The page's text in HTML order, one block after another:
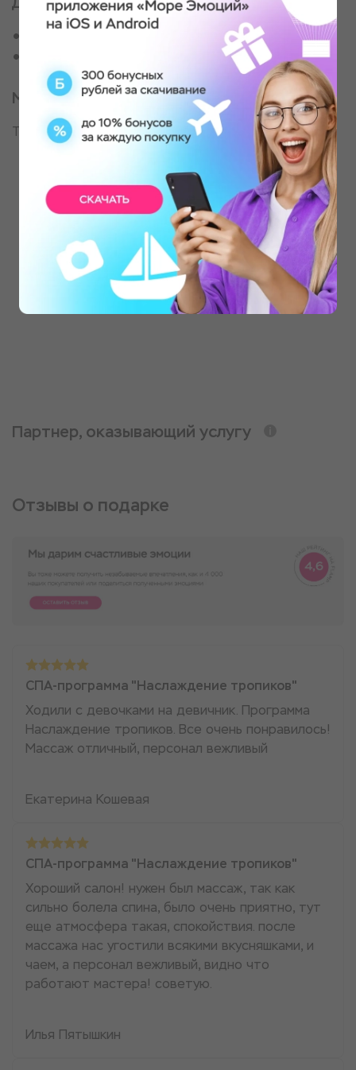
Всем, кто нуждается в расслаблении
Тем, кто хочет позаботиться о себе
Место проведения
Тверской
Партнер, оказывающий услугу
Отзывы о подарке
СПА-программа "Наслаждение тропиков"
Ходили с девочками на девичник. Программа
Наслаждение тропиков. Все очень понравилось!
Массаж отличный, персонал вежливый
Екатерина Кошевая
СПА-программа "Наслаждение тропиков"
Хороший салон! нужен был массаж, так как
сильно болела спина, было очень приятно, тут
еще атмосфера такая, спокойствия. после
массажа нас угостили всякими вкусняшками, и
чаем, а персонал вежливый, видно что
работают мастера! советую.
Илья Пятышкин